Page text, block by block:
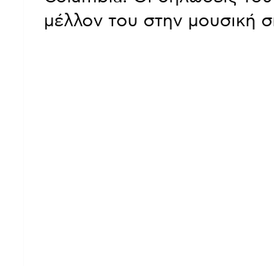
μέλλον του στην μουσική